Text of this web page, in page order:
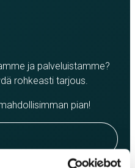
ja palveluistamme?
rohkeasti tarjous.
pian!